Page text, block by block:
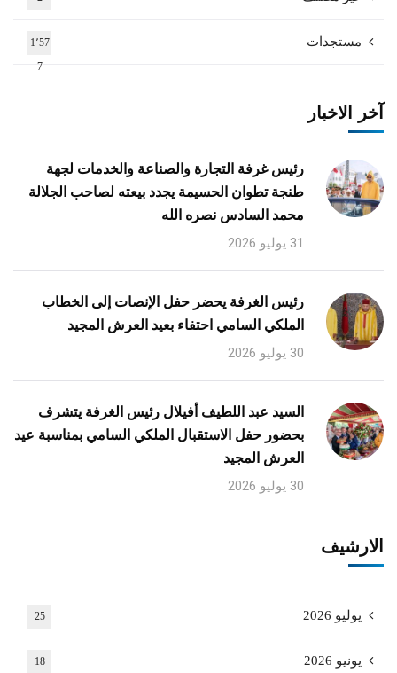
مستجدات
1٬57
7
آخر الاخبار
رئيس غرفة التجارة والصناعة والخدمات لجهة
طنجة تطوان الحسيمة يجدد بيعته لصاحب الجلالة
محمد السادس نصره الله
31 يوليو 2026
رئيس الغرفة يحضر حفل الإنصات إلى الخطاب
الملكي السامي احتفاء بعيد العرش المجيد
30 يوليو 2026
السيد عبد اللطيف أفيلال رئيس الغرفة يتشرف
بحضور حفل الاستقبال الملكي السامي بمناسبة عيد
العرش المجيد
30 يوليو 2026
الارشيف
يوليو 2026 25
يونيو 2026 18